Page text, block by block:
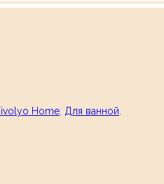
Home Для ванной